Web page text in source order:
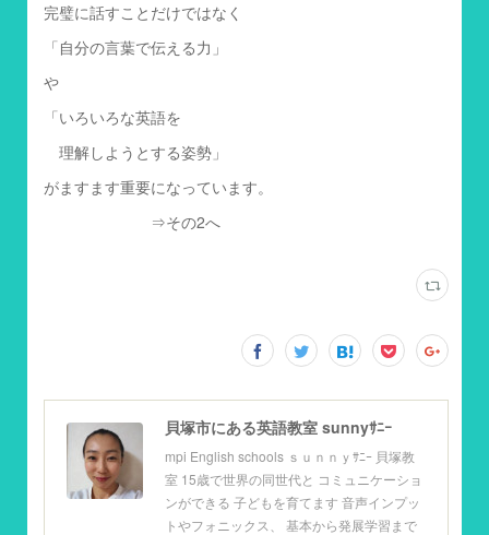
完璧に話すことだけではなく
「自分の言葉で伝える力」
や
「いろいろな英語を
理解しようとする姿勢」
がますます重要になっています。
⇒その2へ
貝塚市にある英語教室 sunnyｻﾆｰ
mpi English schools ｓｕｎｎｙｻﾆｰ 貝塚教
室 15歳で世界の同世代と コミュニケーショ
ンができる 子どもを育てます 音声インプッ
トやフォニックス、 基本から発展学習まで